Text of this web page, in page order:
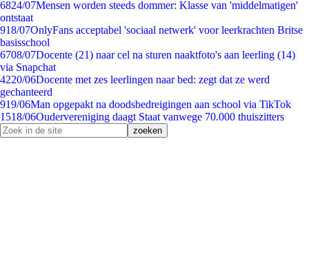
6824/07Mensen worden steeds dommer: Klasse van 'middelmatigen'
ontstaat
918/07OnlyFans acceptabel 'sociaal netwerk' voor leerkrachten Britse
basisschool
6708/07Docente (21) naar cel na sturen naaktfoto's aan leerling (14)
via Snapchat
4220/06Docente met zes leerlingen naar bed: zegt dat ze werd
gechanteerd
919/06Man opgepakt na doodsbedreigingen aan school via TikTok
1518/06Oudervereniging daagt Staat vanwege 70.000 thuiszitters